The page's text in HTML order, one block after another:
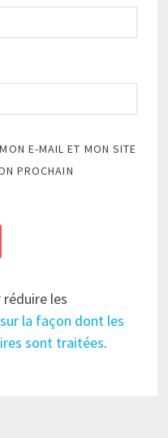
E-MAIL ET MON SITE
PROCHAIN
les
la façon dont les
sont traitées.